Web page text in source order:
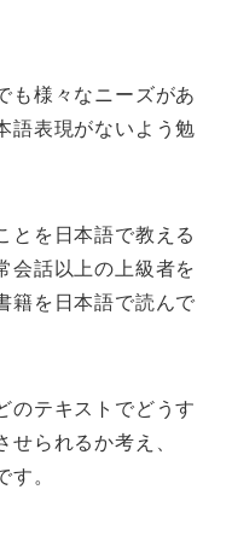
も様々なニーズがあ
語表現がないよう勉
とを日本語で教える
会話以上の上級者を
籍を日本語で読んで
のテキストでどうす
せられるか考え、
す。